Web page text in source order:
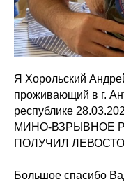
Я Хорольский
проживающий в г.
республике
МИНО-ВЗРЫВНОЕ
ПОЛУЧИЛ
Большое спасибо